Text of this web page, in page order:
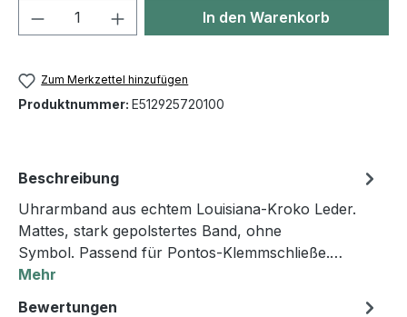
Produkt Anzahl: Gib denIn den Warenkorb
Zum Merkzettel hinzufügen
Produktnummer: E512925720100
Beschreibung
Uhrarmband aus echtem Louisiana-Kroko Leder.
Mattes, stark gepolstertes Band, ohne
Symbol. Passend für Pontos-Klemmschließe.…
Mehr
Bewertungen